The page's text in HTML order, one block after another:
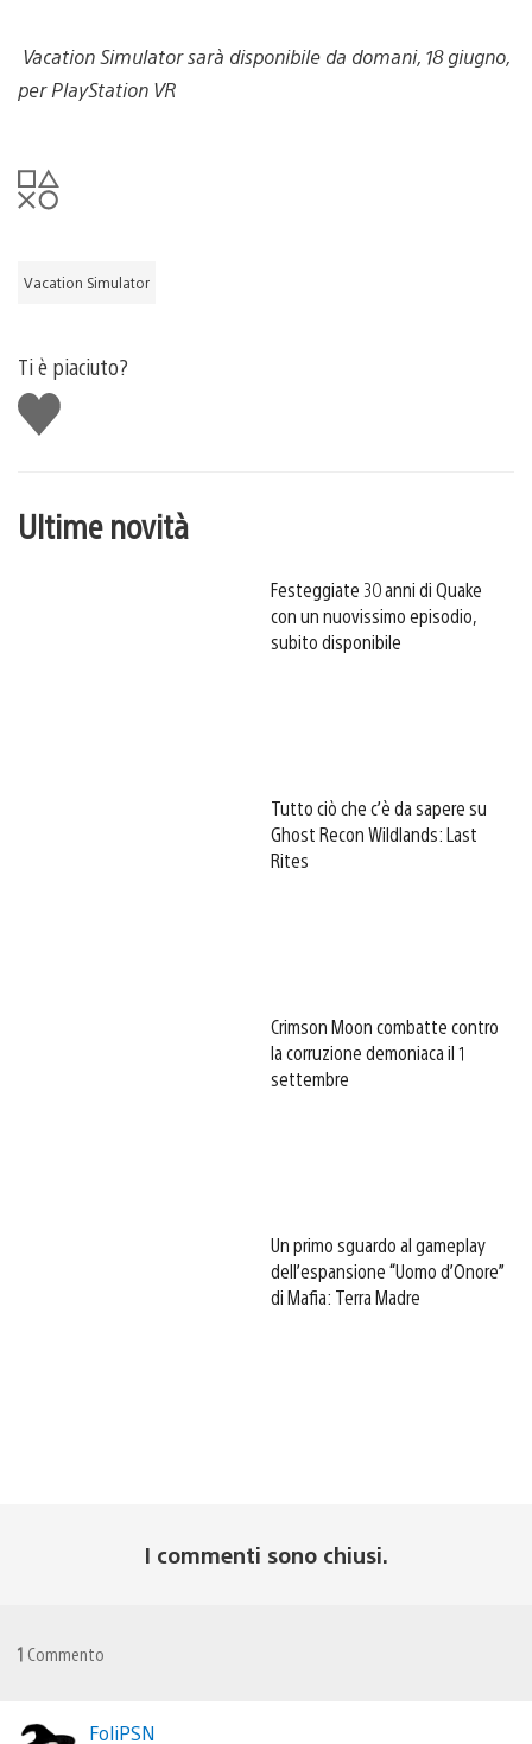
Vacation Simulator sarà disponibile da domani, 18 giugno,
per PlayStation VR
Vacation Simulator
Ti è piaciuto?
Mi
piace
Ultime novità
Festeggiate 30 anni di Quake
con un nuovissimo episodio,
subito disponibile
Tutto ciò che c’è da sapere su
Ghost Recon Wildlands: Last
Rites
Crimson Moon combatte contro
la corruzione demoniaca il 1
settembre
Un primo sguardo al gameplay
dell’espansione “Uomo d’Onore”
di Mafia: Terra Madre
I commenti sono chiusi.
1 Commento
FoliPSN